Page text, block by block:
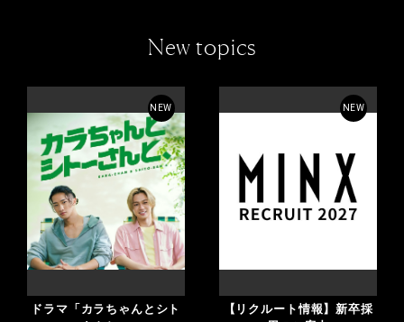
New topics
NEW
ドラマ「カラちゃんとシト
NEW
【リクルート情報】新卒採